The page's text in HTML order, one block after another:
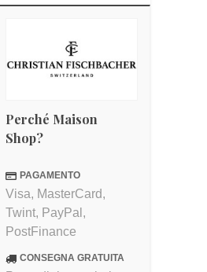
Perché Maison
Shop?
PAGAMENTO
Visa, MasterCard,
Twint, PayPal,
PostFinance
CONSEGNA GRATUITA